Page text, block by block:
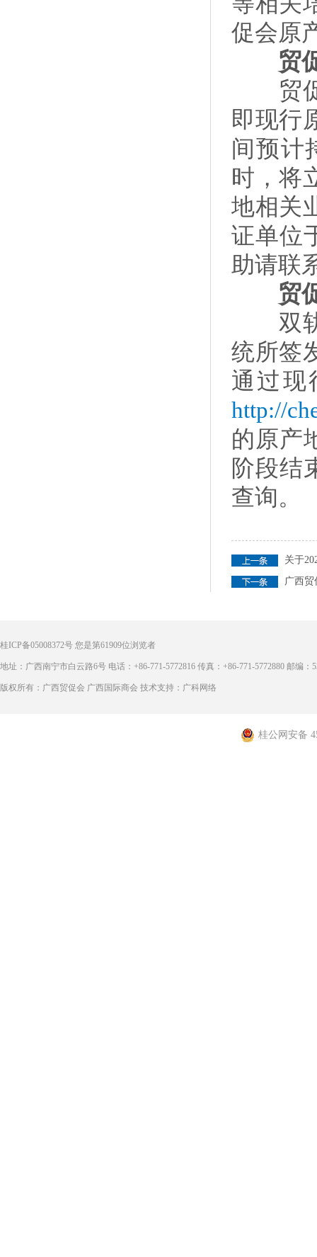
促会原
贸促
贸促
即现行
间预计
时，将
地相关
证单位
助请联
贸促
双轨
统所签
通过现
http://
的原产
阶段结
查询。
关于
广西贸
桂ICP备05008372号 您是第61909位浏览者
地址：广西南宁市白云路6号 电话：+86-771-5772816 传真：+86-771-5772880 邮编：
版权所有：广西贸促会 广西国际商会 技术支持：广科网络
桂公网安备